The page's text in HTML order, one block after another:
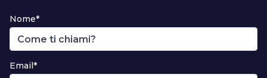
Nome*
Email*